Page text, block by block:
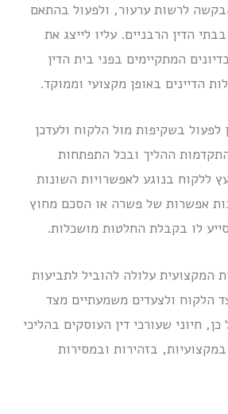
לרשות ערעור, ולפעול בהתאם
הדין הרבניים. עליו לייצג את
המתקיימים בפני בית הדין
הדיינים באופן מקצועי וממוקד.
לפעול בשקיפות מול הלקוח ולעדכן
ההליך ובכל התפתחות
ללקוח בנוגע לאפשרויות השונות
אפשרות של פשרה או הסכם מחוץ
לו בקבלת החלטות מושכלות.
המקצועית עלולה להוביל לתביעות
הלקוח ולצעדים משמעתיים מצד
חיוני שעורכי דין העוסקים בהליכי
בזהירות ובמסירות